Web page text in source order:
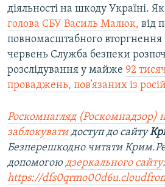
діяльності на шкоду Україні.
голова СБУ Василь Малюк, від
повномасштабного
червень Служба безпеки
розслідування у майже 92
проваджень, пов’язаних із
Роскомнагляд (Роскомнадзор)
заблокуватидоступ до сайту
Безперешкодно читати
допомогою дзеркального сайту:
https://